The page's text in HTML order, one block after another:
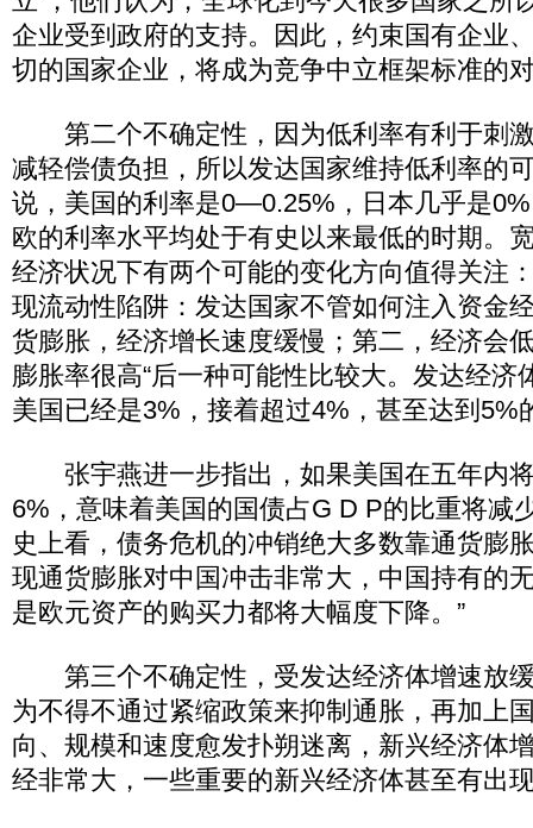
企业受到政府的支持。因此，约束国有企业
切的国家企业，将成为竞争中立框架标准的
第二个不确定性，因为低利率有利于刺
减轻偿债负担，所以发达国家维持低利率的
说，美国的利率是0—0.25%，日本几乎是
欧的利率水平均处于有史以来最低的时期。
经济状况下有两个可能的变化方向值得关注
现流动性陷阱：发达国家不管如何注入资金
货膨胀，经济增长速度缓慢；第二，经济会
膨胀率很高“后一种可能性比较大。发达经济
美国已经是3%，接着超过4%，甚至达到5%
张宇燕进一步指出，如果美国在五年内
6%，意味着美国的国债占G D P的比重将减
史上看，债务危机的冲销绝大多数靠通货膨
现通货膨胀对中国冲击非常大，中国持有的
是欧元资产的购买力都将大幅度下降。”
第三个不确定性，受发达经济体增速放
为不得不通过紧缩政策来抑制通胀，再加上
向、规模和速度愈发扑朔迷离，新兴经济体
经非常大，一些重要的新兴经济体甚至有出